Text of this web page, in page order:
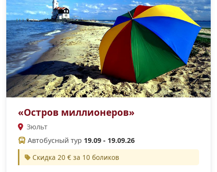
«Остров миллионеров»
Зюльт
Автобусный тур 19.09 - 19.09.26
Скидка 20 € за 10 боликов